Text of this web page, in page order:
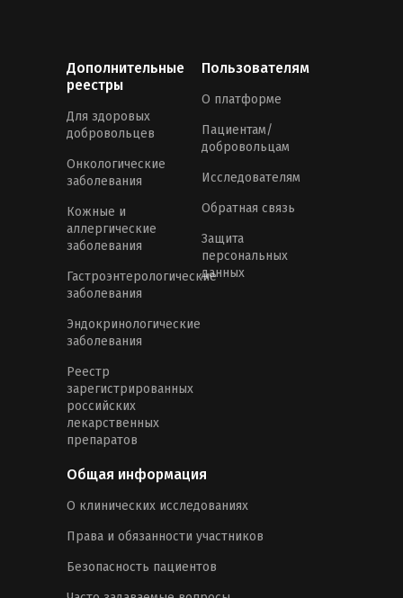
Дополнительные
реестры
Для здоровых
добровольцев
Онкологические
заболевания
Кожные и
аллергические
заболевания
Гастроэнтерологические
заболевания
Эндокринологические
заболевания
Реестр
зарегистрированных
российских
лекарственных
препаратов
Пользователям
О платформе
Пациентам/
добровольцам
Исследователям
Обратная связь
Защита
персональных
данных
Общая информация
О клинических исследованиях
Права и обязанности участников
Безопасность пациентов